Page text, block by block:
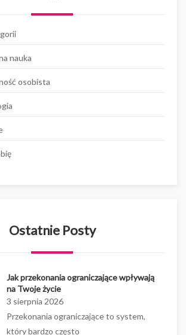
nauka
osobista
Ostatnie Posty
Jak przekonania ograniczające wpływają
na Twoje życie
3 sierpnia 2026
Przekonania ograniczające to system,
który bardzo często